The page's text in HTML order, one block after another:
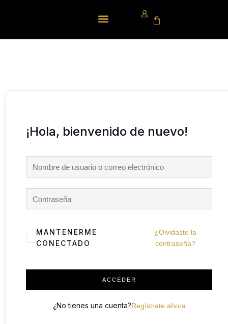
¡Hola, bienvenido de nuevo!
MANTENERME
CONECTADO
¿Olvidaste la
contraseña?
ACCEDER
¿No tienes una cuenta?Regístrate ahora